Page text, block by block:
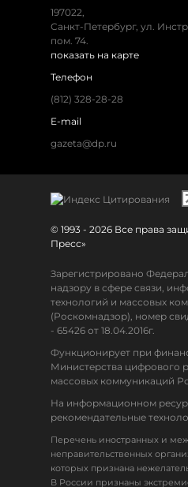
197022,
Санкт-Петербург, ул.
пом. 74.
показать на карте
Телефон
(812) 328-28-28
E-mail
gazeta@dp.ru
© 1993 - 2026 Все права
Пресс»
Зарегистрировано
надзору в сфере связи,
технологий и массовых
(Роскомнадзор), номер
- 65426 от 18.04.2016г.
Функционирует при
Министерства цифрового
массовых коммуникаций
На информационном
рекомендательные
Перечень иностранных и
неправительственных
которых признана
В России признаны